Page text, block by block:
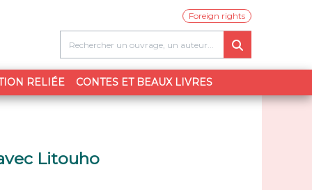
Foreign rights
RELIÉE CONTES ET BEAUX LIVRES
Litouho